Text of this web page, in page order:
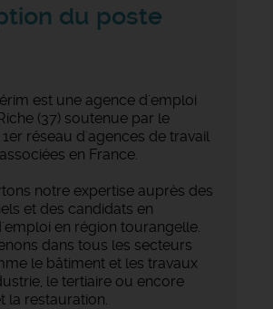
du poste
est une agence d'emploi
(37) soutenue par le
réseau d'agences de travail
en France.
notre expertise auprès des
et des candidats en
en région tourangelle.
dans tous les secteurs
le bâtiment et les travaux
le tertiaire ou encore
la restauration.